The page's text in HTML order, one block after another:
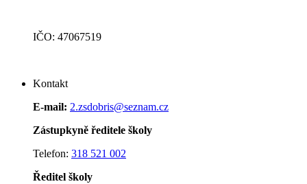
IČO: 47067519
Kontakt
E-mail: 2.zsdobris@seznam.cz
Zástupkyně ředitele školy
Telefon: 318 521 002
Ředitel školy